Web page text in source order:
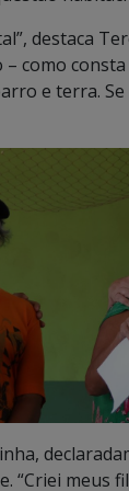
destaca
como
e terra.
“Criei meus